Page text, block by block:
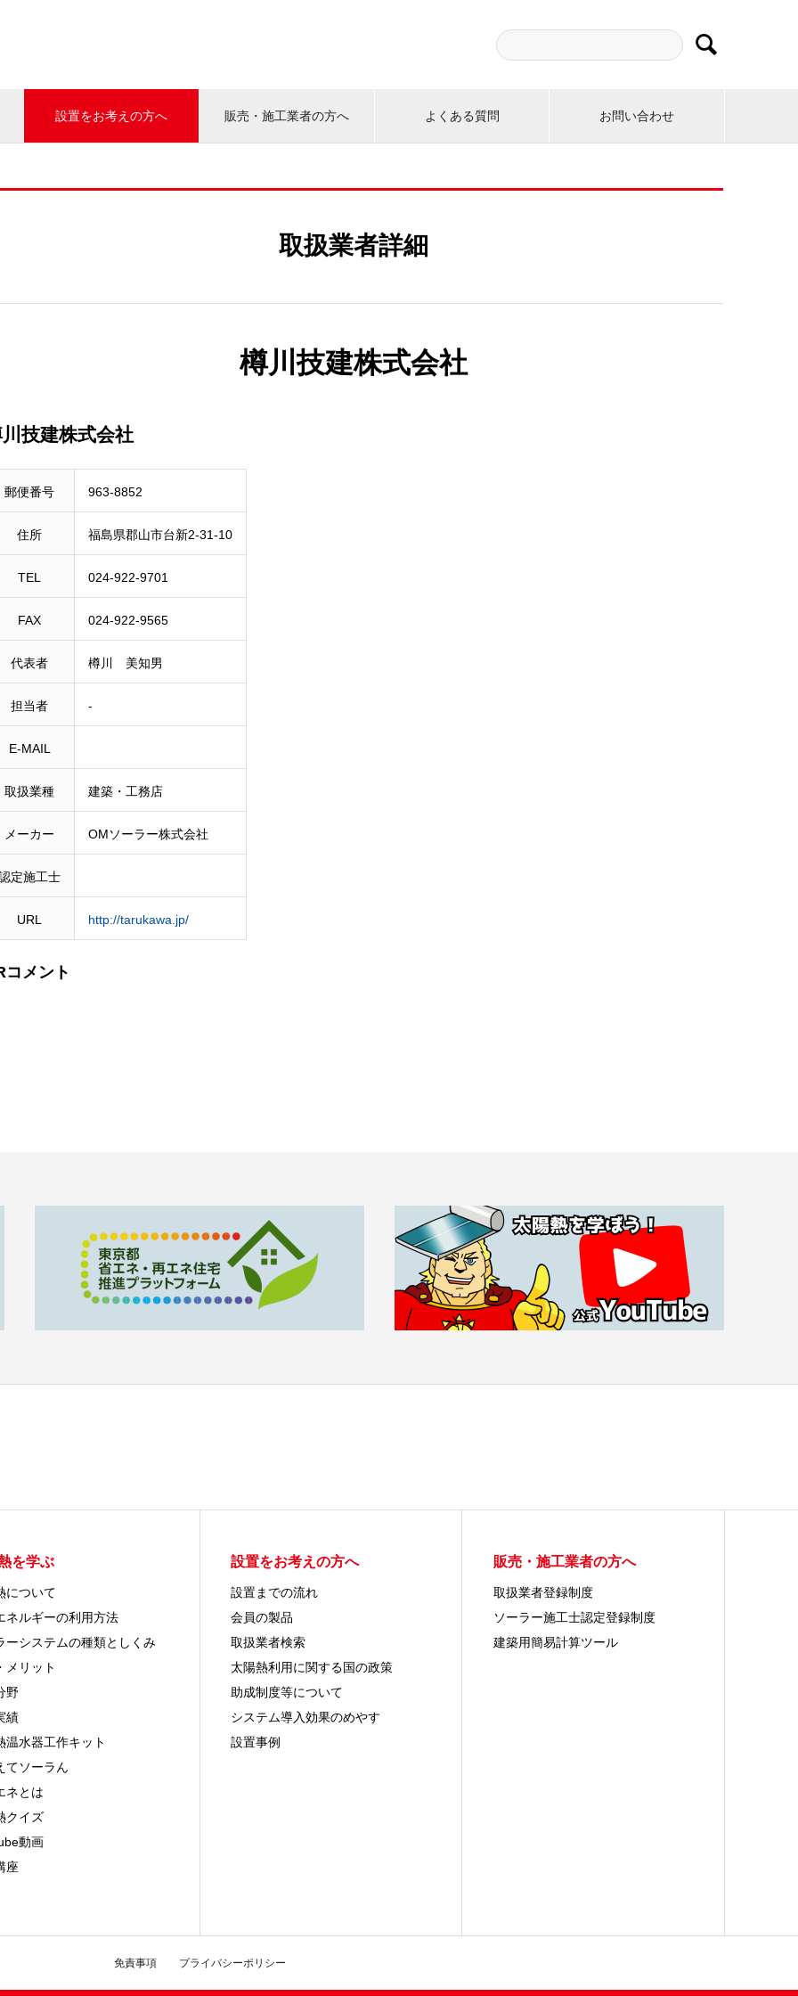

設置をお考えの方へ 販売・施工業者の方へ よくある質問 お問い合わせ
取扱業者詳細
樽川技建株式会社
技建株式会社
郵便番号 963-8852
住所 福島県郡山市台新2-31-10
TEL 024-922-9701
FAX 024-922-9565
代表者 樽川 美知男
担当者 ‐
E-MAIL
取扱業種 建築・工務店
メーカー OMソーラー株式会社
定施工士
URL http://tarukawa.jp/
コメント
を学ぶ
について
ネルギーの利用方法
ーシステムの種類としくみ
メリット
野
績
温水器工作キット
てソーラん
ネとは
クイズ
動画
座
設置をお考えの方へ
設置までの流れ
会員の製品
取扱業者検索
太陽熱利用に関する国の政策
助成制度等について
システム導入効果のめやす
設置事例
販売・施工業者の方へ
取扱業者登録制度
ソーラー施工士認定登録制度
建築用簡易計算ツール
免責事項 プライバシーポリシー